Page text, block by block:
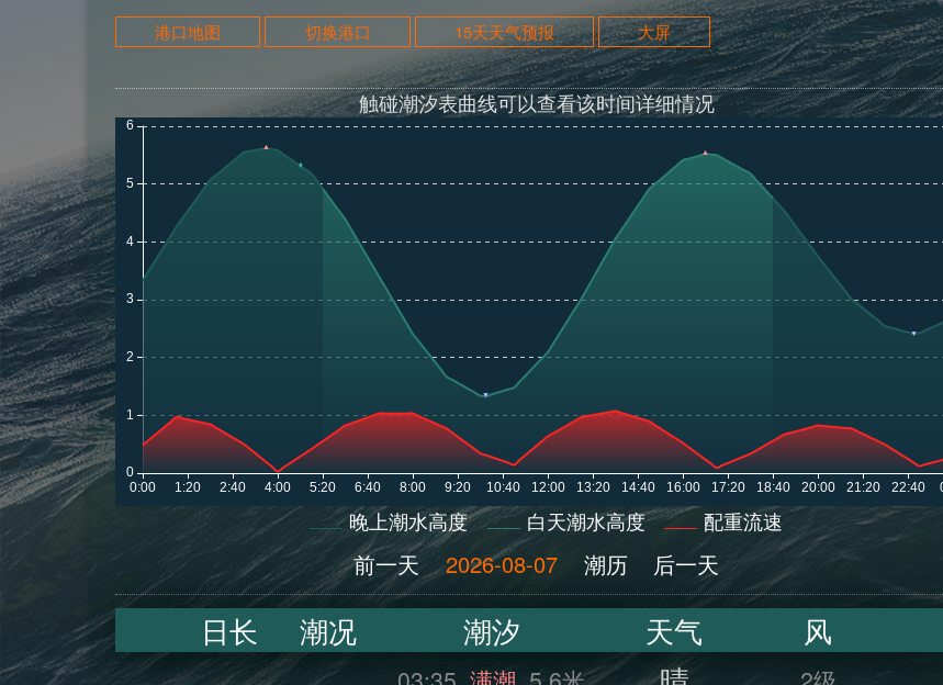
港口地图 切换港口 15天天气预报 大屏
触碰潮汐表曲线可以查看该时间详细情况
晚上潮水高度 白天潮水高度 配重流速
前一天 2026-08-07 潮历 后一天
日长 潮况 潮汐 天气 风